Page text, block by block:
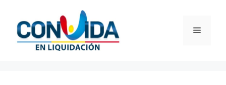
contenido
Menú